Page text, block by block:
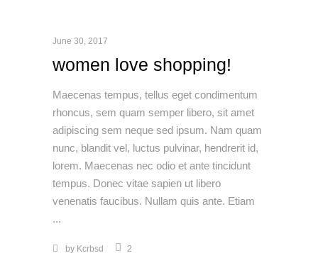
June 30, 2017
women love shopping!
Maecenas tempus, tellus eget condimentum
rhoncus, sem quam semper libero, sit amet
adipiscing sem neque sed ipsum. Nam quam
nunc, blandit vel, luctus pulvinar, hendrerit id,
lorem. Maecenas nec odio et ante tincidunt
tempus. Donec vitae sapien ut libero
venenatis faucibus. Nullam quis ante. Etiam
by Kcrbsd 2